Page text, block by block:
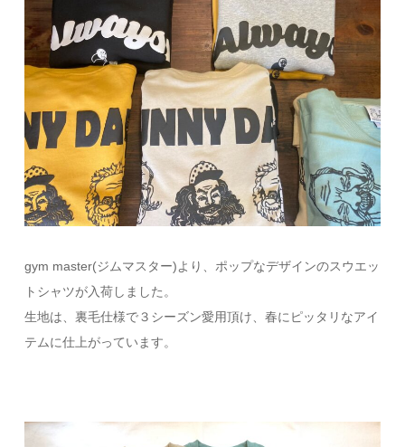
gym master(ジムマスター)より、ポップなデザインのスウエッ
トシャツが入荷しました。
生地は、裏毛仕様で３シーズン愛用頂け、春にピッタリなアイ
テムに仕上がっています。